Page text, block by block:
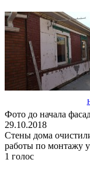
Фото до начала
29.10.2018
Стены дома
работы по монтажу
1 голос